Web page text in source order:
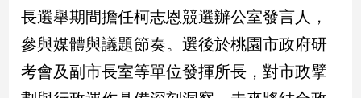
南
台
灣
觀
長選舉期間擔任柯志恩競選辦公室發言人，
參與媒體與議題節奏。選後於桃園市政府研
考會及副市長室等單位發揮所長，對市政擘